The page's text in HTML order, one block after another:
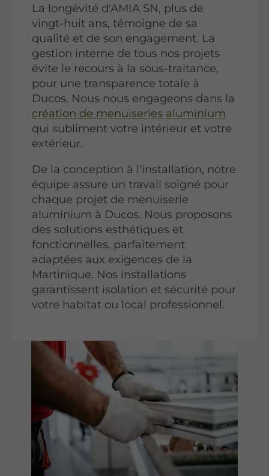
La longévité d'AMIA SN, plus de
vingt-huit ans, témoigne de sa
qualité et de son engagement. La
gestion interne de tous nos projets
évite le recours à la sous-traitance,
pour une transparence totale à
Ducos. Nous nous engageons dans la
création de menuiseries aluminium
qui subliment votre intérieur et votre
extérieur.
De la conception à l'installation, notre
équipe assure un travail soigné pour
chaque projet de menuiserie
aluminium à Ducos. Nous proposons
des solutions esthétiques et
fonctionnelles, parfaitement
adaptées aux exigences de la
Martinique. Nos installations
garantissent isolation et sécurité pour
votre habitat ou local professionnel.